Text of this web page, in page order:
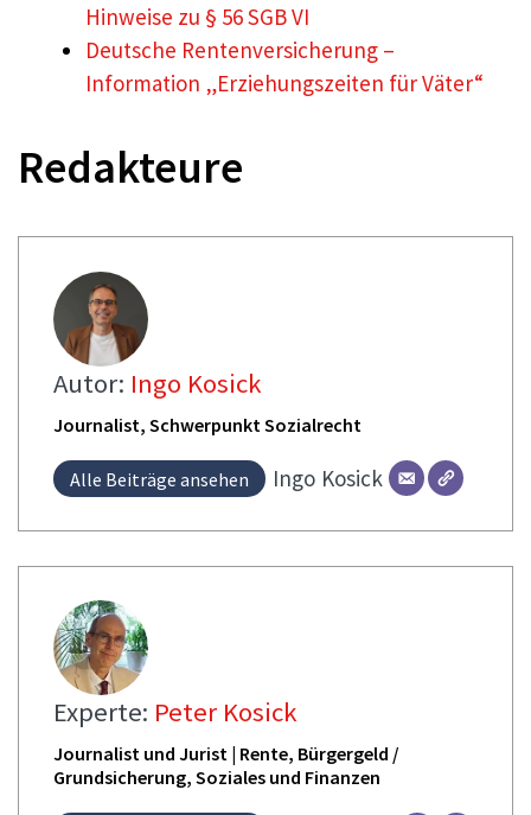
Hinweise zu § 56 SGB VI
Deutsche Rentenversicherung –
Information „Erziehungszeiten für Väter“
Redakteure
Autor: Ingo Kosick
Journalist, Schwerpunkt Sozialrecht
Alle Beiträge ansehen Ingo Kosick
Experte: Peter Kosick
Journalist und Jurist | Rente, Bürgergeld /
Grundsicherung, Soziales und Finanzen